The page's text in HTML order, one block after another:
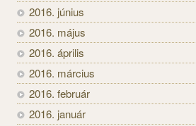
2016. június
2016. május
2016. április
2016. március
2016. február
2016. január